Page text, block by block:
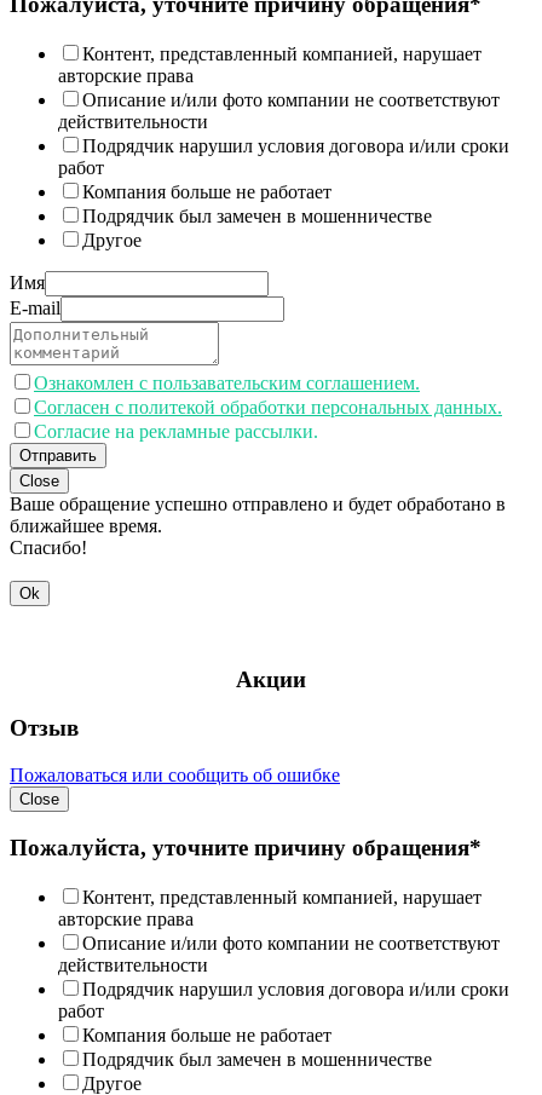
Контент, представленный компанией, нарушает
авторские права
Описание и/или фото компании не соответствуют
действительности
Подрядчик нарушил условия договора и/или сроки
работ
Компания больше не работает
Подрядчик был замечен в мошенничестве
Другое
Имя
E-mail
Ознакомлен с пользавательским соглашением.
Согласен с политекой обработки персональных данных.
Согласие на рекламные рассылки.
Отправить
Close
Ваше обращение успешно отправлено и будет обработано в
ближайшее время.
Спасибо!
Ok
Акции
Отзыв
Пожаловаться или сообщить об ошибке
Close
Пожалуйста, уточните причину обращения*
Контент, представленный компанией, нарушает
авторские права
Описание и/или фото компании не соответствуют
действительности
Подрядчик нарушил условия договора и/или сроки
работ
Компания больше не работает
Подрядчик был замечен в мошенничестве
Другое